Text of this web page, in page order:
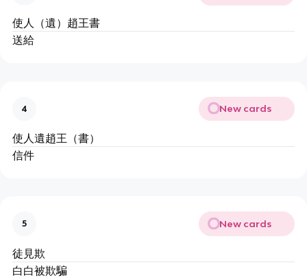
使人（遺）趙王書
送給
4 New cards
使人遺趙王（書）
信件
5 New cards
徒見欺
白白被欺騙